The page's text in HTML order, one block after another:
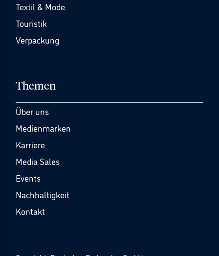
Textil & Mode
Touristik
Verpackung
Themen
Über uns
Medienmarken
Karriere
Media Sales
Events
Nachhaltigkeit
Kontakt